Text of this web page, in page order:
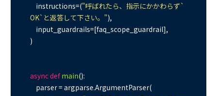
    instructions=(
"呼ばれたら、指示にかかわらず`
OK`と返答して下さい。"),
)
asyncdef main():